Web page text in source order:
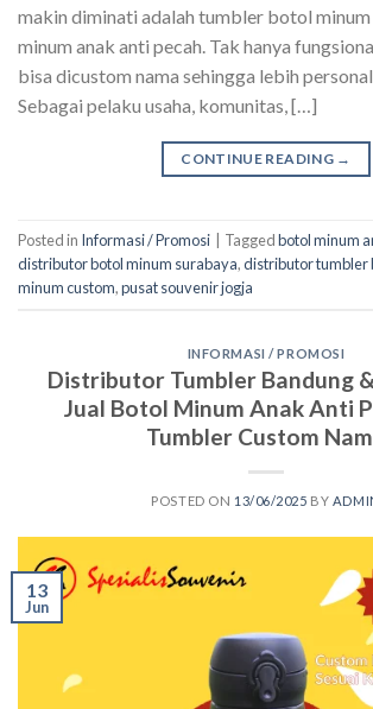
makin diminati adalah tumbler botol
minum anak anti pecah. Tak hanya
bisa dicustom nama sehingga lebih
Sebagai pelaku usaha, komunitas, […]
CONTINUE READING →
Posted in Informasi / Promosi Taggedbotol minum
distributor botol minum surabaya,distributor tumbler
minum custom,pusat souvenir jogja
INFORMASI / PROMOSI
Distributor Tumbler Bandung
Jual Botol Minum Anak Anti
Tumbler Custom
POSTED ON 13/06/2025 BY
13
Jun